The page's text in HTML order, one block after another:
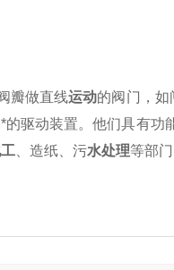
瓣做直线运动的阀门，如
驱动装置。他们具有
、造纸、污水处理等部门